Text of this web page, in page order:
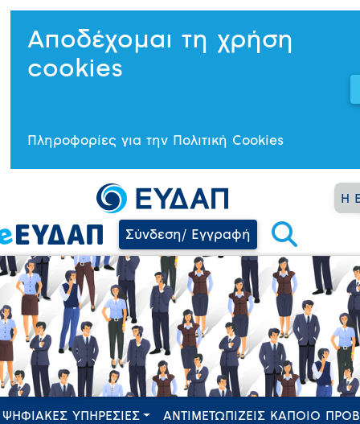
Αποδέχομαι τη χρήση
cookies
Πληροφορίες για την Πολιτική Cookies
Η
Σύνδεση/ Εγγραφή
ΨΗΦΙΑΚΕΣ ΥΠΗΡΕΣΙΕΣ ΑΝΤΙΜΕΤΩΠΙΖΕΙΣ ΚΑΠΟΙΟ